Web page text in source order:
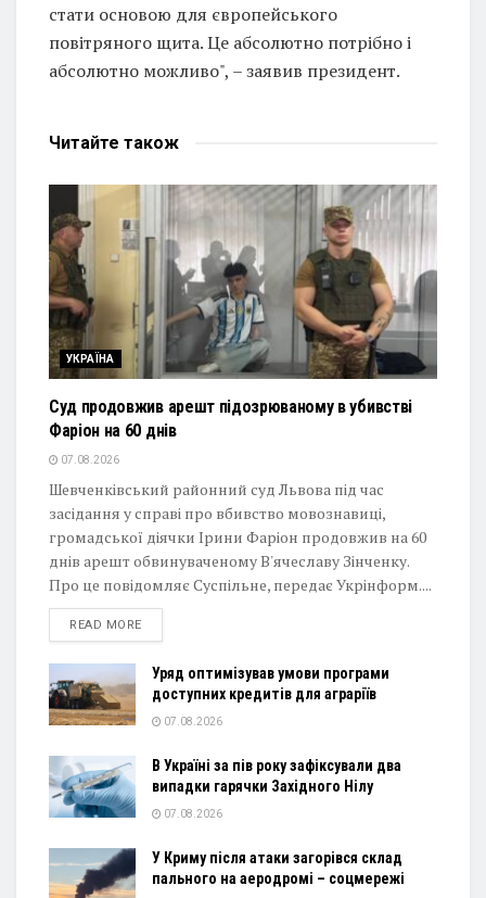
стати основою для європейського
повітряного щита. Це абсолютно потрібно і
абсолютно можливо", – заявив президент.
Читайте також
УКРАЇНА
Суд продовжив арешт підозрюваному в убивстві
Фаріон на 60 днів
07.08.2026
Шевченківський районний суд Львова під час
засідання у справі про вбивство мовознавиці,
громадської діячки Ірини Фаріон продовжив на 60
днів арешт обвинуваченому В'ячеславу Зінченку.
Про це повідомляє Суспільне, передає Укрінформ....
READ MOREDETAILS
Уряд оптимізував умови програми
доступних кредитів для аграріїв
07.08.2026
В Україні за пів року зафіксували два
випадки гарячки Західного Нілу
07.08.2026
У Криму після атаки загорівся склад
пального на аеродромі – соцмережі